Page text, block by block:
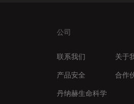
公司
联系我们
关于
产品安全
合作
丹纳赫生命科学